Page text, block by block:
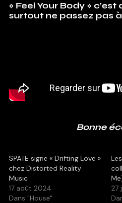
« Feel Your Body »
surtout ne passez pas
Bonne
SPATE signe « Drifting Love »
chez Distorted Reality
Music
17 août 2024
Dans "House"
27